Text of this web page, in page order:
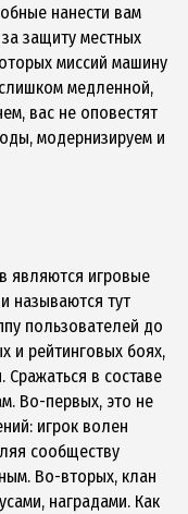
нанести вам
защиту местных
миссий машину
медленной,
вас не оповестят
модернизируем и
являются игровые
называются тут
пользователей до
и рейтинговых боях,
в составе
Во-первых, это не
игрок волен
сообществу
Во-вторых, клан
наградами. Как